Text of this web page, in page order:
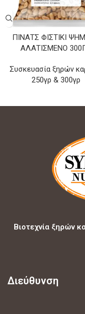
ΠΊΝΑΤΣ ΦΙΣΤΊΚΙ
ΑΛΑΤΙΣΜΈΝΟ
Συσκευασία ξηρών
250γρ & 300γρ
Βιοτεχνία ξηρών
Διεύθυνση